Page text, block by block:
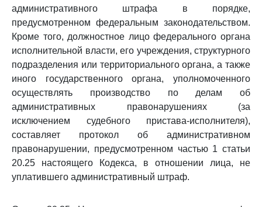
административного штрафа в порядке,
предусмотренном федеральным законодательством.
Кроме того, должностное лицо федерального органа
исполнительной власти, его учреждения, структурного
подразделения или территориального органа, а также
иного государственного органа, уполномоченного
осуществлять производство по делам об
административных правонарушениях (за
исключением судебного пристава-исполнителя),
составляет протокол об административном
правонарушении, предусмотренном частью 1 статьи
20.25 настоящего Кодекса, в отношении лица, не
уплатившего административный штраф.